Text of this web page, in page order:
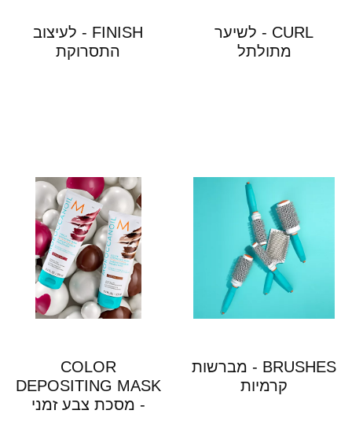
CURL - לשיער
מתולתל
FINISH - לעיצוב
התסרוקת
BRUSHES - מברשות
קרמיות
COLOR
DEPOSITING MASK
- מסכת צבע זמני